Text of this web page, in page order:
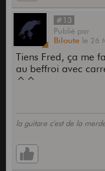
#13
Publié par
Biloute le 26
Tiens Fred, ça me
au beffroi avec
^^
la guitare c'est de la